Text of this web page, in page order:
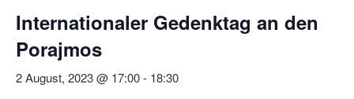
Internationaler Gedenktag an den
Porajmos
2 August, 2023 @ 17:00- 18:30